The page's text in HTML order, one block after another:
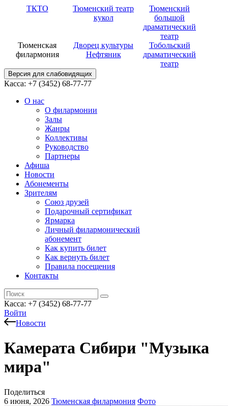
ТКТО
Тюменский театр
кукол
Тюменский
большой
драматический
театр
Тюменская
филармония
Дворец культуры
Нефтяник
Тобольский
драматический
театр
Версия для слабовидящих
Касса: +7 (3452) 68-77-77
О нас
О филармонии
Залы
Жанры
Коллективы
Руководство
Партнеры
Афиша
Новости
Абонементы
Зрителям
Союз друзей
Подарочный сертификат
Ярмарка
Личный филармонический
абонемент
Как купить билет
Как вернуть билет
Правила посещения
Контакты
Касса: +7 (3452) 68-77-77
Войти
Новости
Камерата Сибири "Музыка
мира"
Поделиться
6 июня, 2026 Тюменская филармония Фото